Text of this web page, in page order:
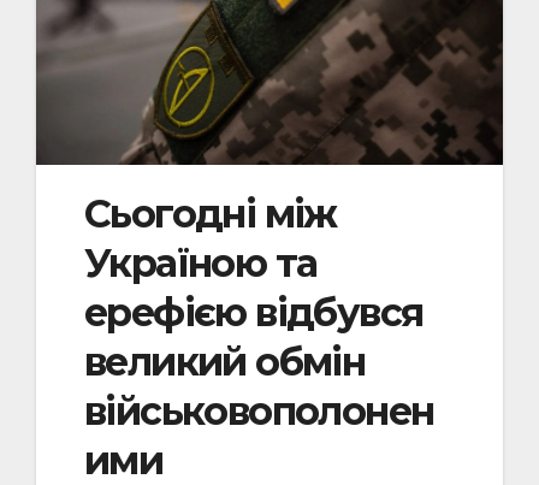
Сьогодні між
Україною та
ерефією відбувся
великий обмін
військовополонен
ими